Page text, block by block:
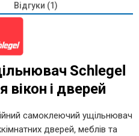
Відгуки (1)
Schlegel
вікон і дверей
самоклеючий ущільнювач
дверей, меблів та